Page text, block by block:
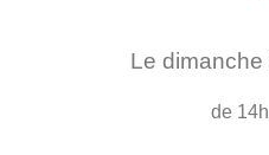
Le dimanche
de